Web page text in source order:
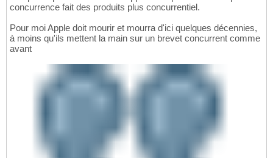
concurrence fait des produits plus concurrentiel.
Pour moi Apple doit mourir et mourra d'ici quelques décennies,
à moins qu'ils mettent la main sur un brevet concurrent comme
avant